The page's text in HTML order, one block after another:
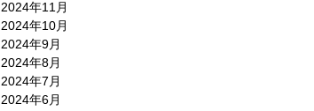
2024年11月
2024年10月
2024年9月
2024年8月
2024年7月
2024年6月